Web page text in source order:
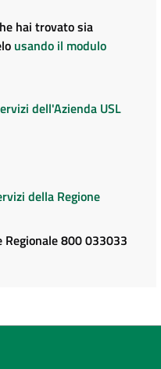
hai trovato sia
usando il modulo
dell'Azienda USL
della Regione
Regionale 800 033033